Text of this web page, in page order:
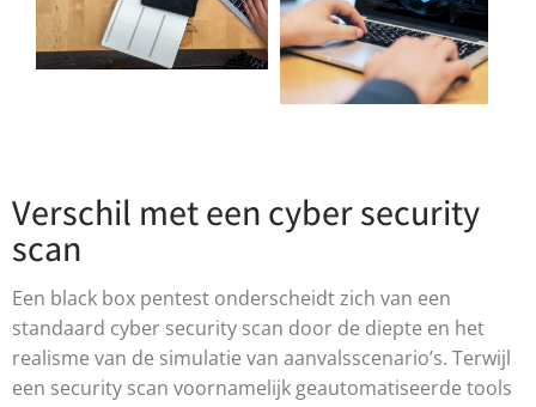
Verschil met een cyber security
scan
Een black box pentest onderscheidt zich van een
standaard cyber security scan door de diepte en het
realisme van de simulatie van aanvalsscenario’s. Terwijl
een security scan voornamelijk geautomatiseerde tools